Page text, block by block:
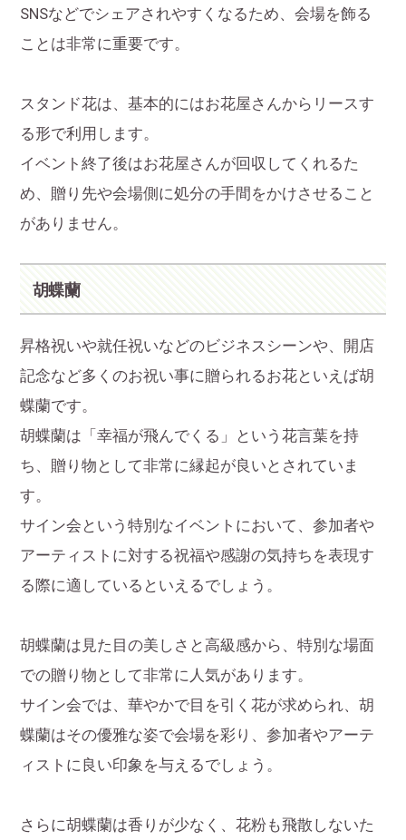
SNSなどでシェアされやすくなるため、会場を飾る
ことは非常に重要です。
スタンド花は、基本的にはお花屋さんからリースす
る形で利用します。
イベント終了後はお花屋さんが回収してくれるた
め、贈り先や会場側に処分の手間をかけさせること
がありません。
胡蝶蘭
昇格祝いや就任祝いなどのビジネスシーンや、開店
記念など多くのお祝い事に贈られるお花といえば胡
蝶蘭です。
胡蝶蘭は「幸福が飛んでくる」という花言葉を持
ち、贈り物として非常に縁起が良いとされていま
す。
サイン会という特別なイベントにおいて、参加者や
アーティストに対する祝福や感謝の気持ちを表現す
る際に適しているといえるでしょう。
胡蝶蘭は見た目の美しさと高級感から、特別な場面
での贈り物として非常に人気があります。
サイン会では、華やかで目を引く花が求められ、胡
蝶蘭はその優雅な姿で会場を彩り、参加者やアーテ
ィストに良い印象を与えるでしょう。
さらに胡蝶蘭は香りが少なく、花粉も飛散しないた